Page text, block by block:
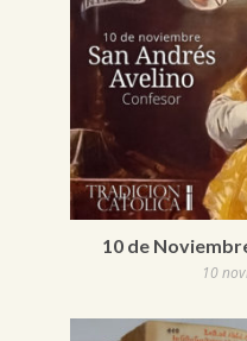
10 de
10